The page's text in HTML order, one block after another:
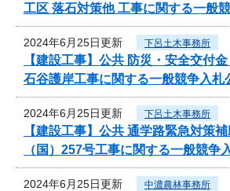
工区 落石対策他 工事に関する一般
2024年6月25日更新 下呂土木事務所
【建設工事】公共 防災・安全交
石谷護岸工事に関する一般競争入札
2024年6月25日更新 下呂土木事務所
【建設工事】公共 通学路緊急対策補
（国）257号工事に関する一般競争
2024年6月25日更新 中濃農林事務所